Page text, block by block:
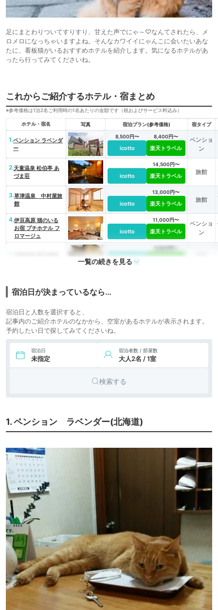
足にまとわりついてすりすり、甘えた声でにゃ～♡なんてされたら、メ
ロメロになっちゃいますよね。そんなカワイイにゃんこに会いたいあな
たに、看板猫がいるおすすめホテルを紹介します。気になるホテルがあ
ったら行ってみてくださいね。
これからご紹介するホテル・宿まとめ
※参考価格は1泊2名ご利用時の1名あたりの金額です（税およびサービス料込み）
ホテル・宿名 写真 宿泊プラン(参考価格) 宿タイプ
1.ペンション ラベンダ
ー
8,500円〜
icotto
8,400円〜
楽天トラベル
ペンショ
ン
2.天童温泉 松伯亭 あ
づま荘
icotto
14,500円〜
楽天トラベル
旅館
3.草津温泉 中村屋旅
館
icotto
13,000円〜
楽天トラベル
旅館
4.伊豆高原 猫のいる
お宿 プチホテル フ
ロマージュ
icotto
11,000円〜
楽天トラベル
ペンショ
ン
icotto
8,800円〜
一覧の続きを見る
宿泊日が決まっているなら…
宿泊日と人数を選択すると、
記事内のご紹介ホテルのなかから、空室があるホテルが表示されます。
予約したい日で探してみてくださいね。
宿泊日
未指定
宿泊者数 / 部屋数
大人2名 / 1室
検索する
1. ペンション ラベンダー(北海道)